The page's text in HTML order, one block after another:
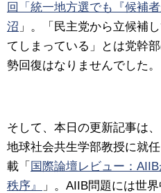
回「統一地方選でも『候補
沼 」。「民主党から立候補
てしまっている」とは党幹
勢回復はなりませんでした。
そして、本日の更新記事は
地球社会共生学部教授に就
載「 国際論壇レビュー：
秩序』
」。AIIB問題には世